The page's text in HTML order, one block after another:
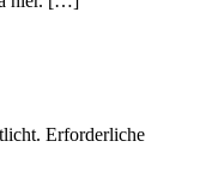
Erforderliche